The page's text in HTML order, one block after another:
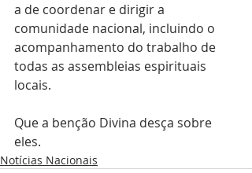
a de coordenar e dirigir a
comunidade nacional, incluindo o
acompanhamento do trabalho de
todas as assembleias espirituais
locais.
Que a benção Divina desça sobre
eles.
Notícias Nacionais